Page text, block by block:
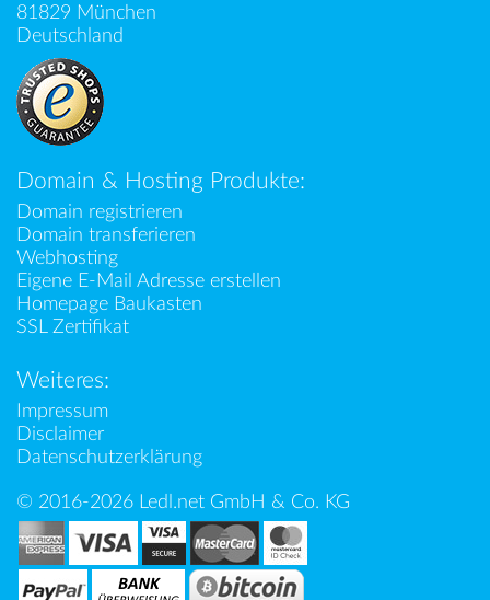
81829 München
Deutschland
Domain & Hosting Produkte:
Domain registrieren
Domain transferieren
Webhosting
Eigene E-Mail Adresse erstellen
Homepage Baukasten
SSL Zertifikat
Weiteres:
Impressum
Disclaimer
Datenschutzerklärung
© 2016-2026 Ledl.net GmbH & Co. KG